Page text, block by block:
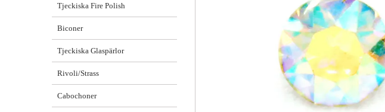
Tjeckiska Fire Polish
Biconer
Tjeckiska Glaspärlor
Rivoli/Strass
Cabochoner